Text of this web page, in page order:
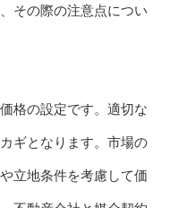
その際の注意点につい
格の設定です。適切な
ギとなります。市場の
立地条件を考慮して価